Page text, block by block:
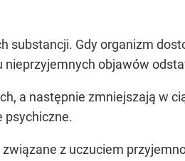
substancji. Gdy organizm
nieprzyjemnych objawów
a następnie zmniejszają w
psychiczne.
z uczuciem